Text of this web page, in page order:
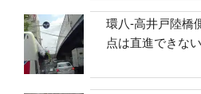
環八-高井戸陸橋
点は直進できな